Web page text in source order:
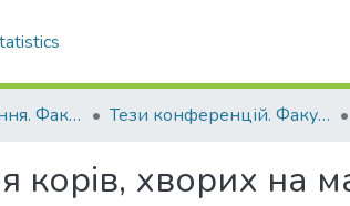
Друковані видання. Факультет ветеринарної медицини Тези конференцій. Факультет ветеринарної медицини
корів, хворих на